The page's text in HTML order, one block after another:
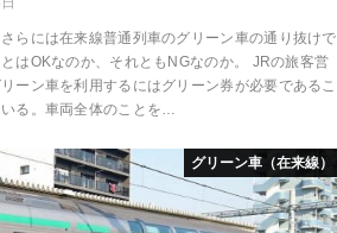
らには在来線普通列車のグリーン車の通り抜けで
はOKなのか、それともNGなのか。 JRの旅客営
ーン車を利用するにはグリーン券が必要であるこ
る。車両全体のことを…
グリーン車（在来線）